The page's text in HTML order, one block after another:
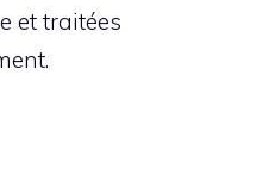
et traitées